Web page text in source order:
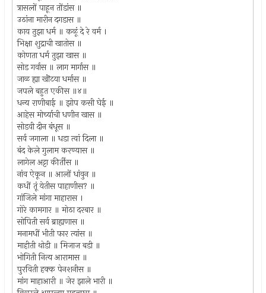
त्रासलों पाहून तोंडांस ॥
उठांना मारीन दगडास ॥
काय तुझा धर्म ॥ कळूं दे रे वर्म ।
भिक्षा शुद्राची खातोस ॥
कोणता धर्म तुझा खास ॥
सोड गर्वास ॥ लाग मार्गास ॥
जाळ ह्या खॊटया धर्मास ॥
जपले बहुत एकीस ॥४॥
धन्य राणीबाई ॥ झोप कसी घेई ॥
आहेस मोर्च्याची धणीन खास ॥
सोडवी दीन बंधूस ॥
सर्व जगाला ॥ धडा त्वां दिला ॥
बंद केले गुलाम करण्यास ॥
लागेल अट्टा कीर्तीस ॥
नांव ऐकून ॥ आलों धांवुन ॥
कधीं तूं येतीस पाहाणीस? ॥
गांजिले मांगा माहारास ।
गोरे कामगार ॥ मोठा दरबार ॥
सोपिती सर्व ब्राह्यणास ॥
मनामधीं भीती फार त्यांस ॥
माहीती थोडी ॥ मिजाज बडी ॥
भोगिती नित्य आरामास ॥
पुरविती हक्क पेनशनीस ॥
मांग माहाआरी ॥ जेर झाले भारी ॥